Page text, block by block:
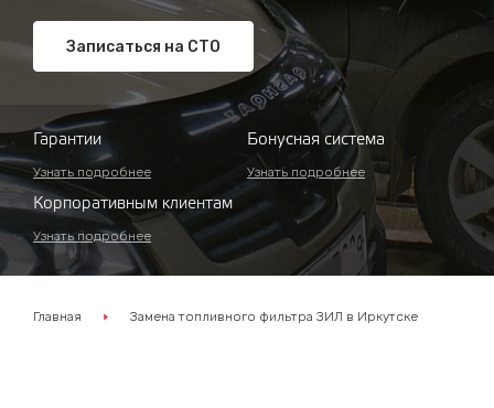
Записаться на СТО
Гарантии
Узнать подробнее
Бонусная система
Узнать подробнее
Корпоративным клиентам
Узнать подробнее
Главная Замена топливного фильтра ЗИЛ в Иркутске